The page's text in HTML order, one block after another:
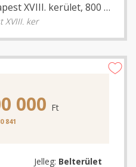
Eladó Építési telek, Budapest XVIII. kerület, 800 nm
XVIII. ker
000 Ft
841
Jelleg: Belterület